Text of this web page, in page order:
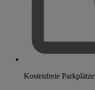
Kostenfreie Parkplätze